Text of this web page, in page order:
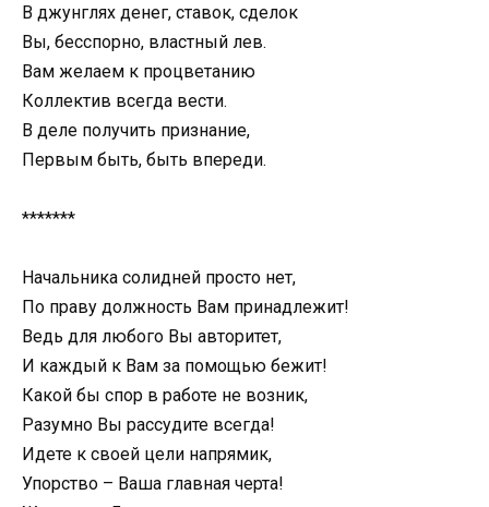
В джунглях денег, ставок, сделок
Вы, бесспорно, властный лев.
Вам желаем к процветанию
Коллектив всегда вести.
В деле получить признание,
Первым быть, быть впереди.
*******
Начальника солидней просто нет,
По праву должность Вам принадлежит!
Ведь для любого Вы авторитет,
И каждый к Вам за помощью бежит!
Какой бы спор в работе не возник,
Разумно Вы рассудите всегда!
Идете к своей цели напрямик,
Упорство – Ваша главная черта!